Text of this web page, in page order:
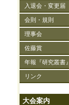
入退会・変更届
会則・規則
理事会
佐藤賞
年報『研究叢書』
リンク
大会案内